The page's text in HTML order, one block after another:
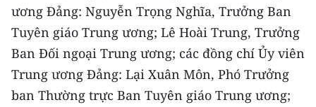
TRI THỨC CHUYÊN SÂU
54 DÂN TỘC VIỆT NAM
CHƯƠNG TRÌNH OCOP - MỖI XÃ
MỘT SẢN PHẨM
ương Đảng: Nguyễn Trọng Nghĩa, Trưởng Ban
Tuyên giáo Trung ương; Lê Hoài Trung, Trưởng
Ban Đối ngoại Trung ương; các đồng chí Ủy viên
Trung ương Đảng: Lại Xuân Môn, Phó Trưởng
ban Thường trực Ban Tuyên giáo Trung ương;